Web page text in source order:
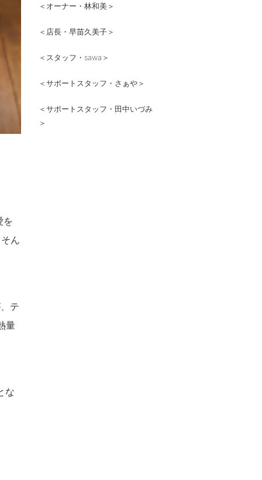
＜オーナー・林和美＞
＜店長・早苗久美子＞
＜スタッフ・sawa＞
＜サポートスタッフ・さぁや＞
＜サポートスタッフ・田中いづみ
＞
を
ん
テ
量
な